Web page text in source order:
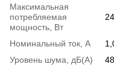
Максимальная
потребляемая
мощность, Вт
Номинальный ток, А
Уровень шума, дБ(А)
48